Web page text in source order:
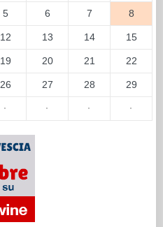
5 6 7 8
12 13 14 15
19 20 21 22
26 27 28 29
· · · ·